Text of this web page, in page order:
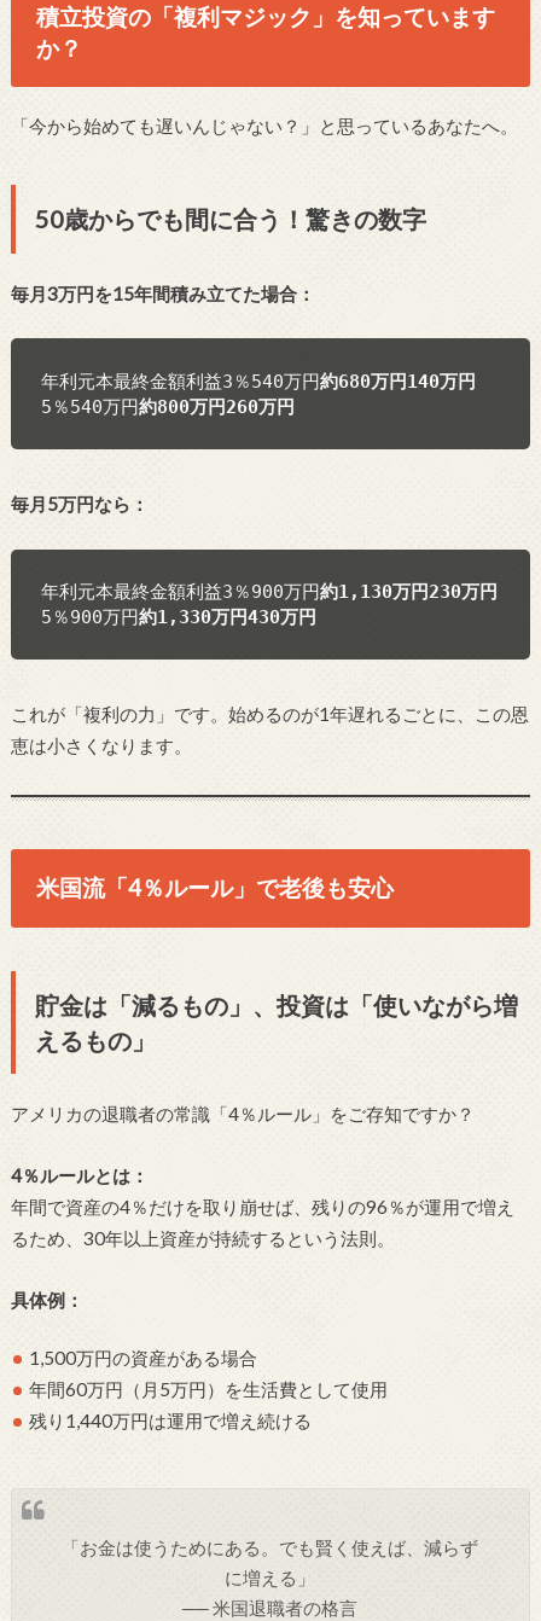
積立投資の「複利マジック」を知っています
か？
「今から始めても遅いんじゃない？」と思っているあなたへ。
50歳からでも間に合う！驚きの数字
毎月3万円を15年間積み立てた場合：
年利元本最終金額利益3％540万円約680万円140万円
5％540万円約800万円260万円
毎月5万円なら：
年利元本最終金額利益3％900万円約1,130万円230万円
5％900万円約1,330万円430万円
これが「複利の力」です。始めるのが1年遅れるごとに、この恩
恵は小さくなります。
米国流「4％ルール」で老後も安心
貯金は「減るもの」、投資は「使いながら増
えるもの」
アメリカの退職者の常識「4％ルール」をご存知ですか？
4％ルールとは：
年間で資産の4％だけを取り崩せば、残りの96％が運用で増え
るため、30年以上資産が持続するという法則。
具体例：
1,500万円の資産がある場合
年間60万円（月5万円）を生活費として使用
残り1,440万円は運用で増え続ける
「お金は使うためにある。でも賢く使えば、減らず
に増える」
── 米国退職者の格言